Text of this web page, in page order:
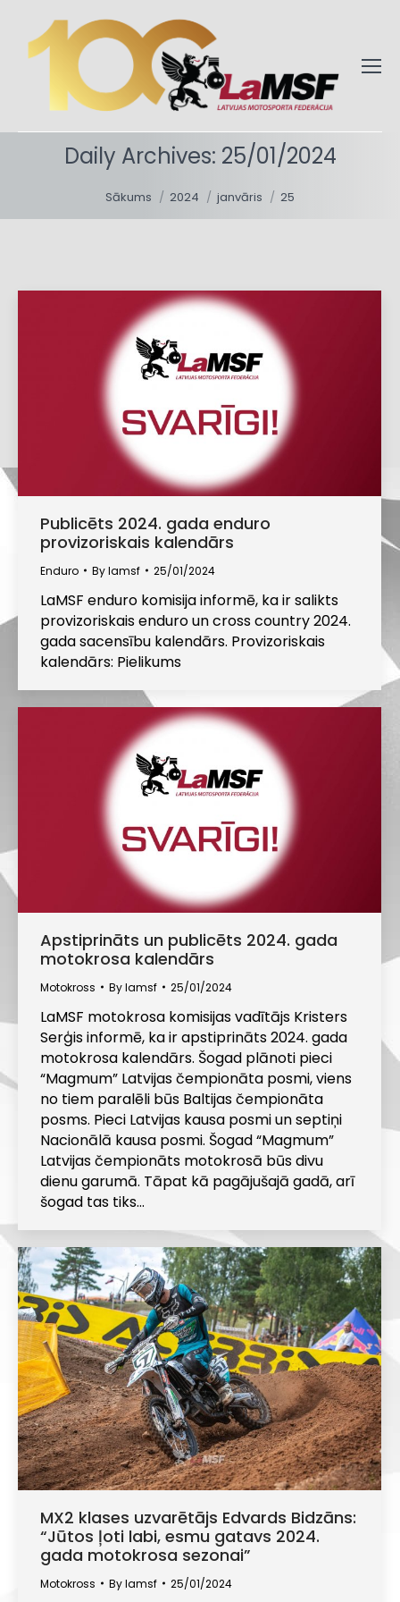
Daily Archives: 25/01/2024
Sākums 2024 janvāris 25
Publicēts 2024. gada enduro
provizoriskais kalendārs
Enduro Bylamsf 25/01/2024
LaMSF enduro komisija informē, ka ir salikts
provizoriskais enduro un cross country 2024.
gada sacensību kalendārs. Provizoriskais
kalendārs: Pielikums
Apstiprināts un publicēts 2024. gada
motokrosa kalendārs
Motokross Bylamsf 25/01/2024
LaMSF motokrosa komisijas vadītājs Kristers
Serģis informē, ka ir apstiprināts 2024. gada
motokrosa kalendārs. Šogad plānoti pieci
“Magmum” Latvijas čempionāta posmi, viens
no tiem paralēli būs Baltijas čempionāta
posms. Pieci Latvijas kausa posmi un septiņi
Nacionālā kausa posmi. Šogad “Magmum”
Latvijas čempionāts motokrosā būs divu
dienu garumā. Tāpat kā pagājušajā gadā, arī
šogad tas tiks…
MX2 klases uzvarētājs Edvards Bidzāns:
“Jūtos ļoti labi, esmu gatavs 2024.
gada motokrosa sezonai”
Motokross Bylamsf 25/01/2024